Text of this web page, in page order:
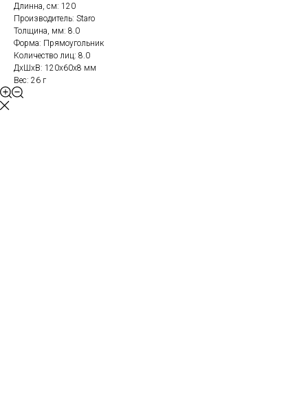
Длинна, см: 120
Производитель: Staro
Толщина, мм: 8.0
Форма: Прямоугольник
Количество лиц: 8.0
ДxШxВ: 120x60x8 мм
Вес: 26 г